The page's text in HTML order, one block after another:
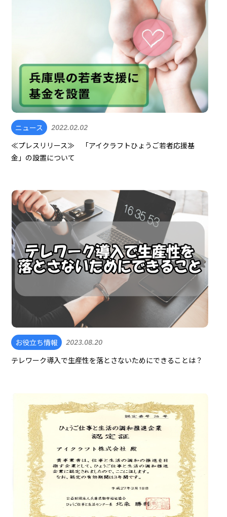
ニュース 2022.02.02
≪プレスリリース≫ 「アイクラフトひょうご若者応援基
金」の設置について
お役立ち情報 2023.08.20
テレワーク導入で生産性を落とさないためにできることは？